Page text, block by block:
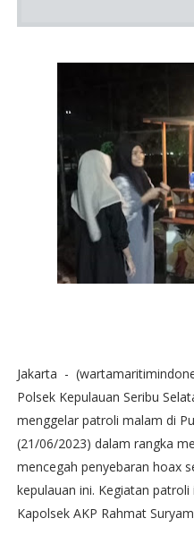
Jakarta -
Polsek Kepulauan Seribu
menggelar patroli malam di
(21/06/2023) dalam rangka
mencegah penyebaran hoax
kepulauan ini. Kegiatan
Kapolsek AKP Rahmat